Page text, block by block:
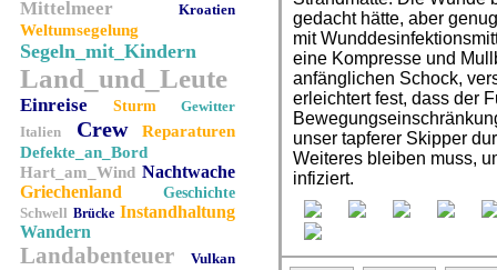
Mittelmeer Kroatien
Weltumsegelung
Segeln_mit_Kindern
Land_und_Leute
Einreise Sturm
Gewitter
Italien
Crew
Reparaturen
Defekte_an_Bord
Hart_am_Wind Nachtwache
Griechenland
Geschichte
Schwell Brücke Instandhaltung
Wandern
Landabenteuer
Vulkan
gedacht hätte, aber
mit
eine Kompresse und
anfänglichen Schock,
erleichtert fest, dass der
unser tapferer Skipper
Weiteres bleiben muss,
infiziert.